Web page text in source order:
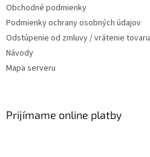
Obchodné podmienky
Podmienky ochrany osobných údajov
Odstúpenie od zmluvy / vrátenie tovaru
Návody
Mapa serveru
Prijímame online platby